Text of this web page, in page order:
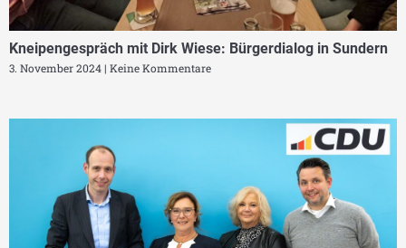
Kneipengespräch mit Dirk Wiese: Bürgerdialog in Sundern
3. November 2024 Keine Kommentare